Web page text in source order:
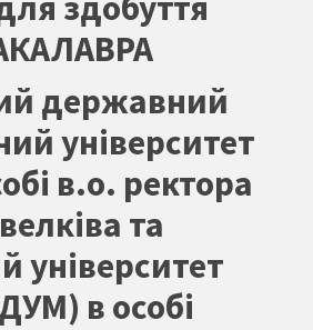
державний
університет
в.о. ректора
та
університет
в особі